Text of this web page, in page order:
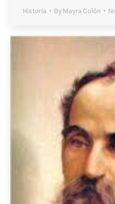
Historia ByMayra Colón